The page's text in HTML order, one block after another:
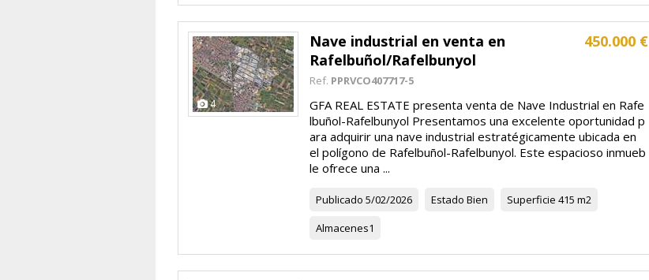
4
450.000 €
Nave industrial en venta en
Rafelbuñol/Rafelbunyol
Ref. PPRVCO407717-5
GFA REAL ESTATE presenta venta de Nave Industrial en Rafe
lbuñol-Rafelbunyol Presentamos una excelente oportunidad p
ara adquirir una nave industrial estratégicamente ubicada en
el polígono de Rafelbuñol-Rafelbunyol. Este espacioso inmueb
le ofrece una ...
Publicado 5/02/2026 Estado Bien Superficie 415 m2
Almacenes1